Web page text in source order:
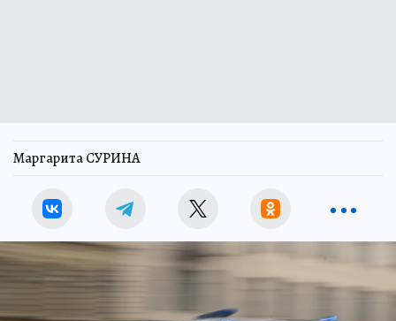
Маргарита СУРИНА